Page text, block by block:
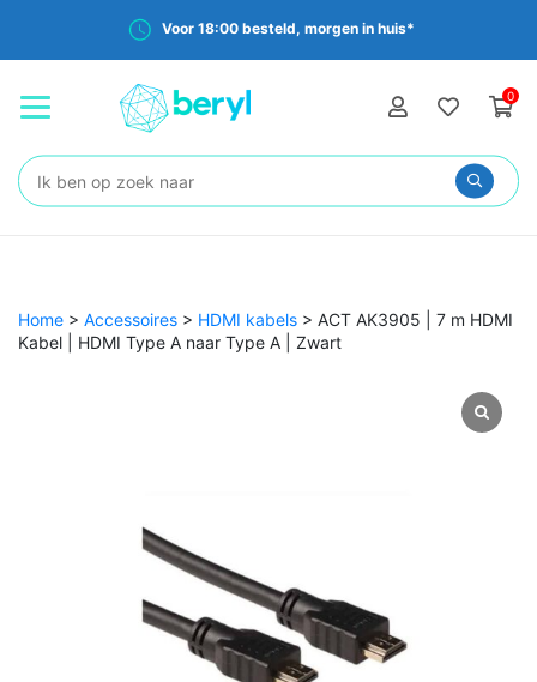
Voor 18:00 besteld, morgen in huis*
0
Zoeken:
Home > Accessoires > HDMI kabels > ACT AK3905 | 7 m HDMI
Kabel | HDMI Type A naar Type A | Zwart